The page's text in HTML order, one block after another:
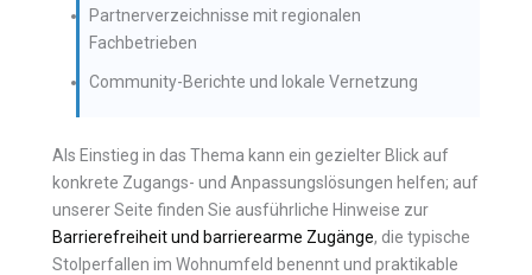
Partnerverzeichnisse mit regionalen
Fachbetrieben
Community-Berichte und lokale Vernetzung
Als Einstieg in das Thema kann ein gezielter Blick auf
konkrete Zugangs- und Anpassungslösungen helfen; auf
unserer Seite finden Sie ausführliche Hinweise zur
Barrierefreiheit und barrierearme Zugänge, die typische
Stolperfallen im Wohnumfeld benennt und praktikable